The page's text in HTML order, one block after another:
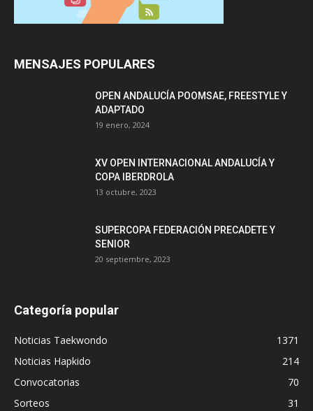
MENSAJES POPULARES
OPEN ANDALUCÍA POOMSAE, FREESTYLE Y
ADAPTADO
19 enero, 2024
XV OPEN INTERNACIONAL ANDALUCÍA Y
COPA IBERDROLA
13 octubre, 2023
SUPERCOPA FEDERACIÓN PRECADETE Y
SENIOR
20 septiembre, 2023
Categoría popular
Noticias Taekwondo
1371
Noticias Hapkido
214
Convocatorias
70
Sorteos
31